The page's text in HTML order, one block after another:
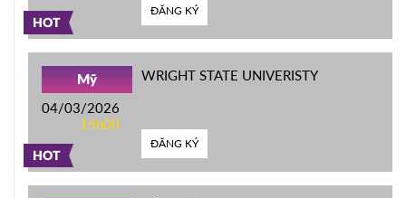
HOT
ĐĂNG KÝ
HOT
Mỹ
04/03/2026
15h00
WRIGHT STATE UNIVERISTY
ĐĂNG KÝ